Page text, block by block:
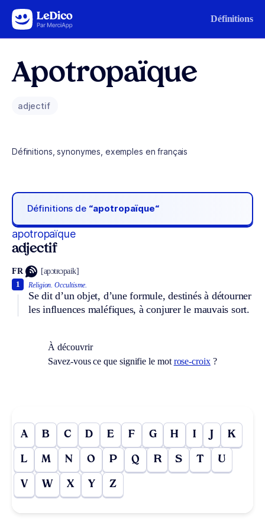
Aller au contenu Définitions
Apotropaïque
adjectif
Définitions, synonymes, exemples en français
Définitions de “apotropaïque“
apotropaïque
adjectif
FR [apɔtʀɔpaik]
Religion. Occultisme.
Se dit d’un objet, d’une formule, destinés à détourner
les influences maléfiques, à conjurer le mauvais sort.
1
À découvrir
Savez-vous ce que signifie le mot rose-croix?
A B C D E F G H I J K
L M N O P Q R S T U
V W X Y Z